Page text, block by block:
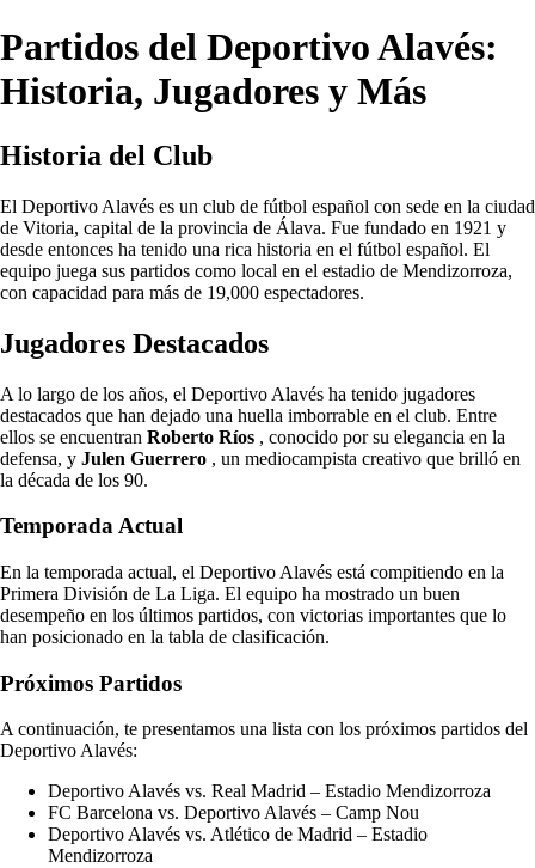
Partidos del Deportivo Alavés:
Historia, Jugadores y Más
Historia del Club
El Deportivo Alavés es un club de fútbol español con sede en la ciudad
de Vitoria, capital de la provincia de Álava. Fue fundado en 1921 y
desde entonces ha tenido una rica historia en el fútbol español. El
equipo juega sus partidos como local en el estadio de Mendizorroza,
con capacidad para más de 19,000 espectadores.
Jugadores Destacados
A lo largo de los años, el Deportivo Alavés ha tenido jugadores
destacados que han dejado una huella imborrable en el club. Entre
ellos se encuentran Roberto Ríos , conocido por su elegancia en la
defensa, y Julen Guerrero , un mediocampista creativo que brilló en
la década de los 90.
Temporada Actual
En la temporada actual, el Deportivo Alavés está compitiendo en la
Primera División de La Liga. El equipo ha mostrado un buen
desempeño en los últimos partidos, con victorias importantes que lo
han posicionado en la tabla de clasificación.
Próximos Partidos
A continuación, te presentamos una lista con los próximos partidos del
Deportivo Alavés:
Deportivo Alavés vs. Real Madrid – Estadio Mendizorroza
FC Barcelona vs. Deportivo Alavés – Camp Nou
Deportivo Alavés vs. Atlético de Madrid – Estadio
Mendizorroza